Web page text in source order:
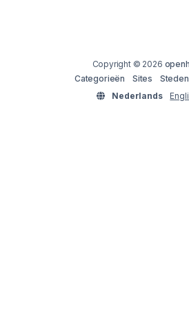
Copyright © 2026
Categorieën
Sites Steden
Nederlands